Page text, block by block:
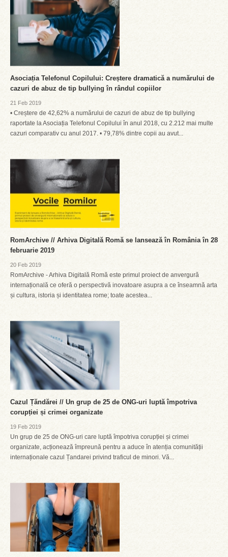
Asociația Telefonul Copilului: Creștere dramatică a numărului de
cazuri de abuz de tip bullying în rândul copiilor
21 Feb 2019
• Creștere de 42,62% a numărului de cazuri de abuz de tip bullying
raportate la Asociația Telefonul Copilului în anul 2018, cu 2.212 mai multe
cazuri comparativ cu anul 2017. • 79,78% dintre copii au avut...
RomArchive // Arhiva Digitală Romă se lansează în România în 28
februarie 2019
20 Feb 2019
RomArchive - Arhiva Digitală Romă este primul proiect de anvergură
internațională ce oferă o perspectivă inovatoare asupra a ce înseamnă arta
și cultura, istoria și identitatea rome; toate acestea...
Cazul Țăndărei // Un grup de 25 de ONG-uri luptă împotriva
corupției și crimei organizate
19 Feb 2019
Un grup de 25 de ONG-uri care luptă împotriva corupției și crimei
organizate, acționează împreună pentru a aduce în atenția comunității
internaționale cazul Țandarei privind traficul de minori. Vă...